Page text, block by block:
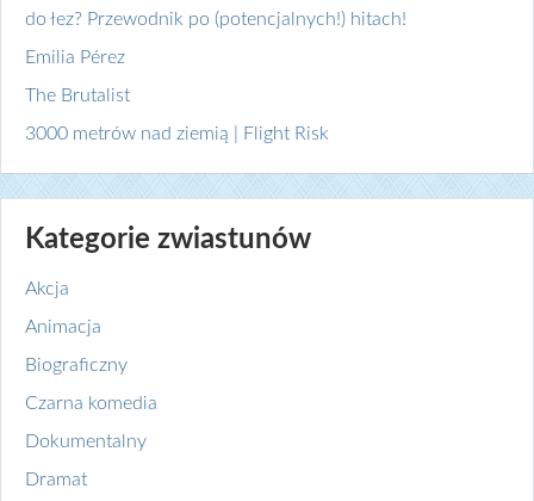
do łez? Przewodnik po (potencjalnych!) hitach!
Emilia Pérez
The Brutalist
3000 metrów nad ziemią | Flight Risk
Kategorie zwiastunów
Akcja
Animacja
Biograficzny
Czarna komedia
Dokumentalny
Dramat